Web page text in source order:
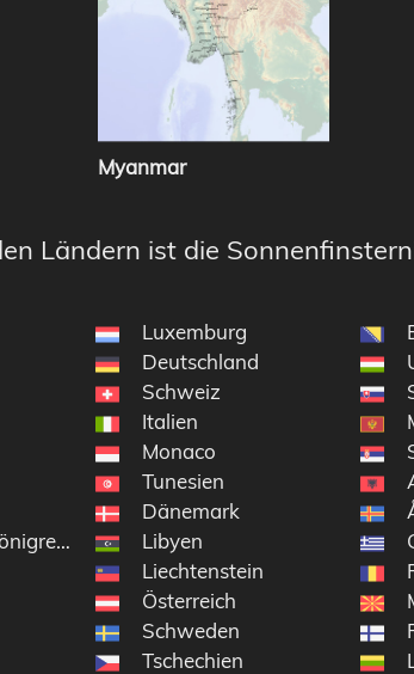
Myanmar
Ländern ist die
Luxemburg
Deutschland
Schweiz
Italien
Monaco
Tunesien
Dänemark
Libyen
Liechtenstein
Österreich
Schweden
Tschechien